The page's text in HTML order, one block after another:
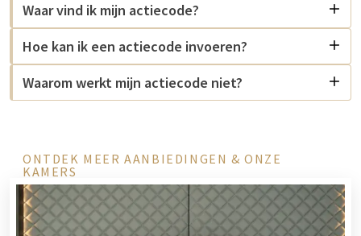
Waar vind ik mijn actiecode?
Hoe kan ik een actiecode invoeren?
Waarom werkt mijn actiecode niet?
ONTDEK MEER AANBIEDINGEN & ONZE
KAMERS